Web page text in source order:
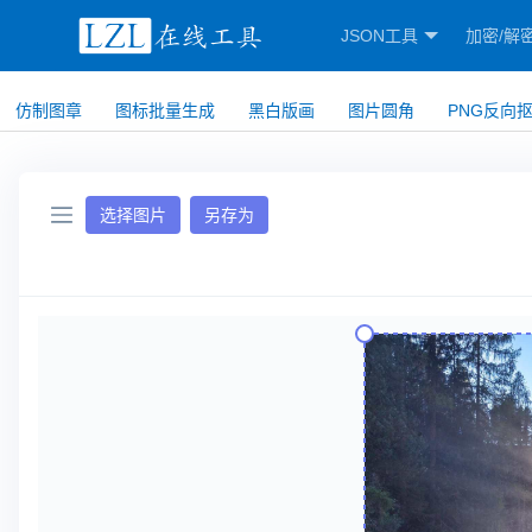
JSON工具 加密/解
仿制图章 图标批量生成 黑白版画 图片圆角 PNG反向
选择图片 另存为